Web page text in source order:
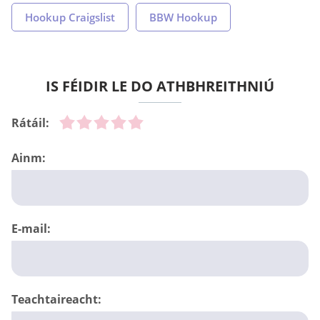
Hookup Craigslist BBW Hookup
IS FÉIDIR LE DO ATHBHREITHNIÚ
Rátáil:
Ainm:
E-mail:
Teachtaireacht: